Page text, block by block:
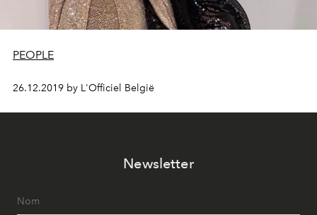
PEOPLE
26.12.2019 by L'Officiel België
Newsletter